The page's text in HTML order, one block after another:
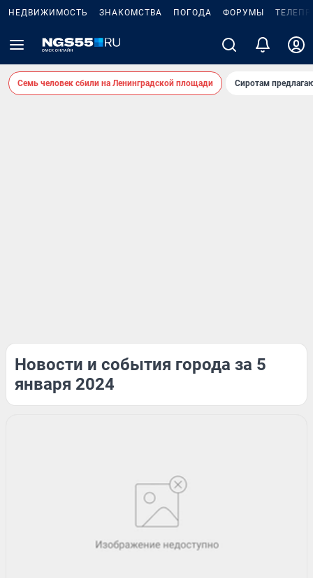
НЕДВИЖИМОСТЬ ЗНАКОМСТВА ПОГОДА ФОРУМЫ
Семь человек сбили на Ленинградской площади Сиротам
Новости и события города за 5
января 2024